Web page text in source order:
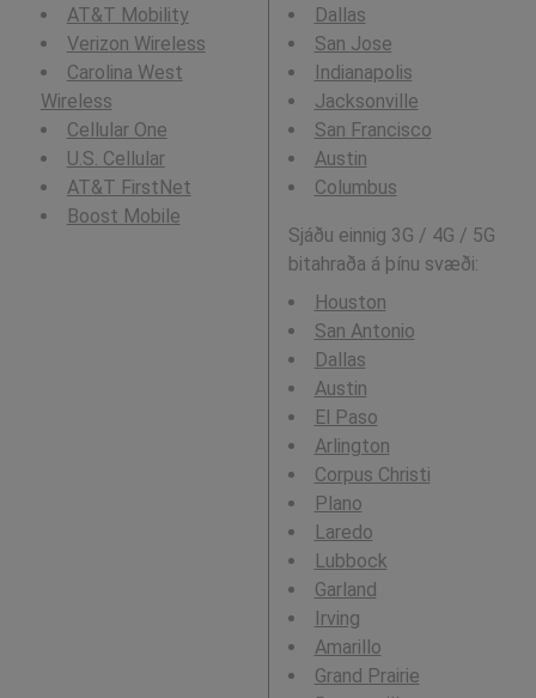
AT&T Mobility
Verizon Wireless
Carolina West
Wireless
Cellular One
U.S. Cellular
AT&T FirstNet
Boost Mobile
Dallas
San Jose
Indianapolis
Jacksonville
San Francisco
Austin
Columbus
Sjáðu einnig 3G / 4G / 5G
bitahraða á þínu svæði:
Houston
San Antonio
Dallas
Austin
El Paso
Arlington
Corpus Christi
Plano
Laredo
Lubbock
Garland
Irving
Amarillo
Grand Prairie